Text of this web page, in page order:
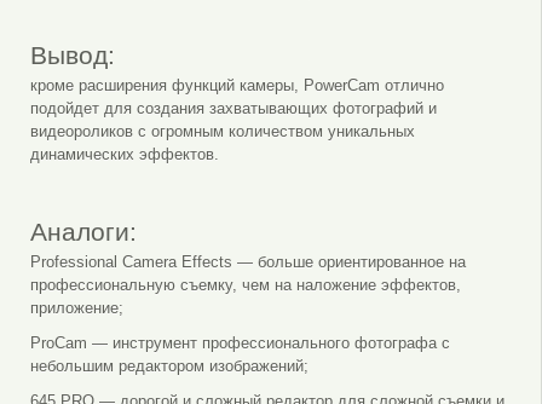
Вывод:
кроме расширения функций камеры, PowerCam отлично
подойдет для создания захватывающих фотографий и
видеороликов с огромным количеством уникальных
динамических эффектов.
Аналоги:
Professional Camera Effects — больше ориентированное на
профессиональную съемку, чем на наложение эффектов,
приложение;
ProCam — инструмент профессионального фотографа с
небольшим редактором изображений;